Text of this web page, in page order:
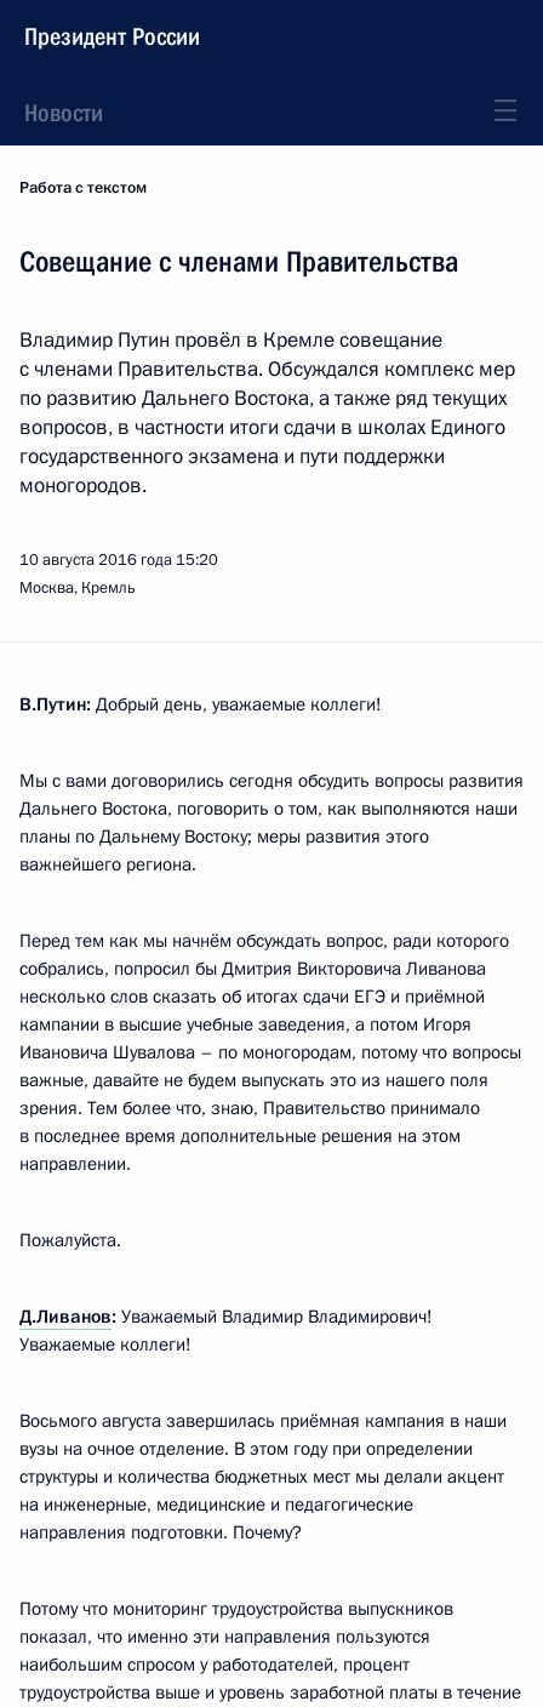
Президент России
Новости
Работа с текстом
Совещание с членами Правительства
Владимир Путин провёл в Кремле совещание
с членами Правительства. Обсуждался комплекс мер
по развитию Дальнего Востока, а также ряд текущих
вопросов, в частности итоги сдачи в школах Единого
государственного экзамена и пути поддержки
моногородов.
10 августа 2016 года 15:20
Москва, Кремль
В.Путин: Добрый день, уважаемые коллеги!
Мы с вами договорились сегодня обсудить вопросы развития
Дальнего Востока, поговорить о том, как выполняются наши
планы по Дальнему Востоку; меры развития этого
важнейшего региона.
Перед тем как мы начнём обсуждать вопрос, ради которого
собрались, попросил бы Дмитрия Викторовича Ливанова
несколько слов сказать об итогах сдачи ЕГЭ и приёмной
кампании в высшие учебные заведения, а потом Игоря
Ивановича Шувалова – по моногородам, потому что вопросы
важные, давайте не будем выпускать это из нашего поля
зрения. Тем более что, знаю, Правительство принимало
в последнее время дополнительные решения на этом
направлении.
Пожалуйста.
Д.Ливанов: Уважаемый Владимир Владимирович!
Уважаемые коллеги!
Восьмого августа завершилась приёмная кампания в наши
вузы на очное отделение. В этом году при определении
структуры и количества бюджетных мест мы делали акцент
на инженерные, медицинские и педагогические
направления подготовки. Почему?
Потому что мониторинг трудоустройства выпускников
показал, что именно эти направления пользуются
наибольшим спросом у работодателей, процент
трудоустройства выше и уровень заработной платы в течение